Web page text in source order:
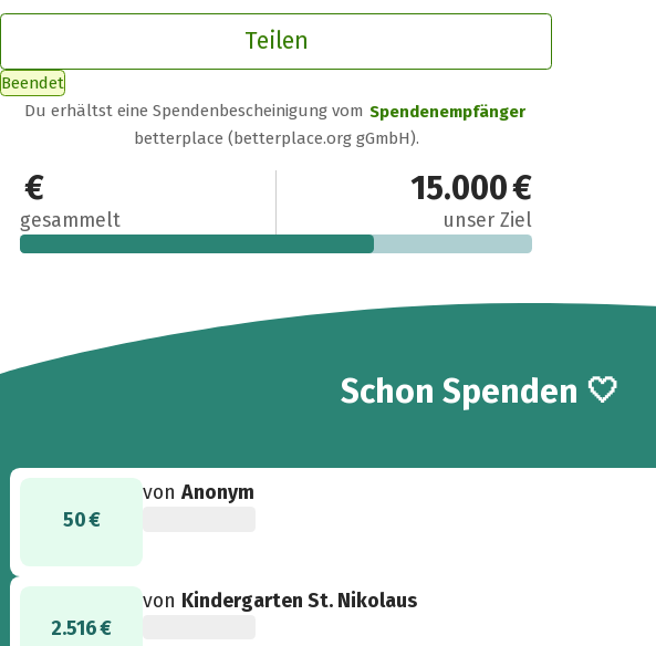
Teilen
Beendet
Du erhältst eine Spendenbescheinigung vom Spendenempfänger
betterplace (betterplace.org gGmbH).
10.300 €
gesammelt
15.000 €
unser Ziel
Schon49
Spenden 🤍
50 €
vonAnonym
2.516 €
von Kindergarten St. Nikolaus